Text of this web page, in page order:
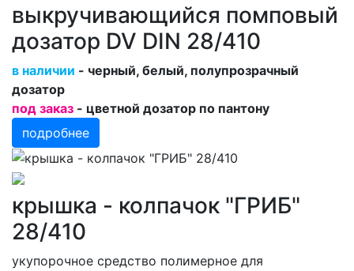
выкручивающийся помповый
дозатор DV DIN 28/410
в наличии - черный, белый, полупрозрачный
дозатор
под заказ - цветной дозатор по пантону
подробнее
крышка - колпачок "ГРИБ"
28/410
укупорочное средство полимерное для